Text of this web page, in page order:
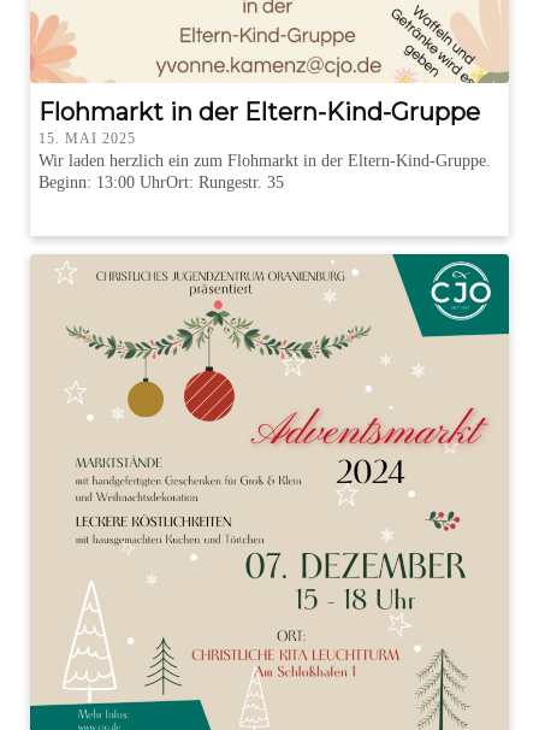
Flohmarkt in der Eltern-Kind-Gruppe
15. MAI 2025
Wir laden herzlich ein zum Flohmarkt in der Eltern-Kind-Gruppe.
Beginn: 13:00 UhrOrt: Rungestr. 35